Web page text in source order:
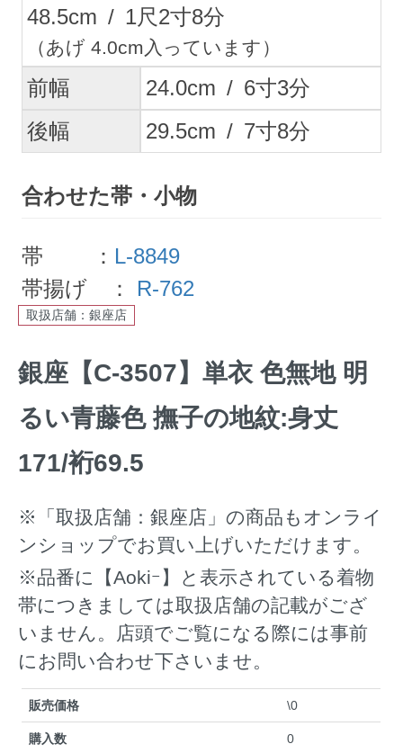
48.5cm / 1尺2寸8分
（あげ 4.0cm入っています）
前幅 24.0cm / 6寸3分
後幅
29.5cm / 7寸8分
合わせた帯・小物
帯 ： L-8849
帯揚げ ： R-762
取扱店舗：銀座店
銀座【C-3507】単衣 色無地 明
るい青藤色 撫子の地紋:身丈
171/裄69.5
※「取扱店舗：銀座店」の商品もオンライ
ンショップでお買い上げいただけます。
※品番に【Aokiｰ】と表示されている着物
帯につきましては取扱店舗の記載がござ
いません。店頭でご覧になる際には事前
にお問い合わせ下さいませ。
販売価格 \0
購入数 0